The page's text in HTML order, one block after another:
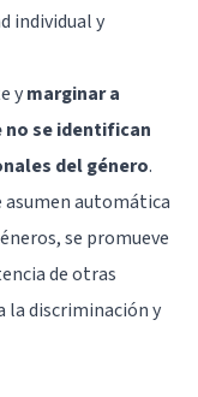
individual y
ymarginar a
no se identifican
del género.
automática
se promueve
de otras
la discriminación y